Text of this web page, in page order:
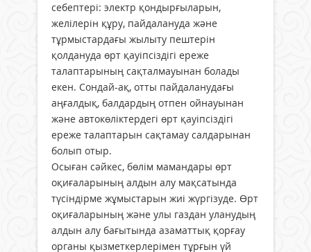
себептері: электр қондырғыларын,
желілерін құру, пайдалануда және
тұрмыстардағы жылыту пештерін
қолдануда өрт қауіпсіздігі ереже
талаптарының сақталмауынан болады
екен. Сондай-ақ, отты пайдаланудағы
аңғалдық, балдардың отпен ойнауынан
және автокөліктердегі өрт қауіпсіздігі
ереже талаптарын сақтамау салдарынан
болып отыр.
Осыған сәйкес, бөлім мамандары өрт
оқиғаларының алдын алу мақсатында
түсіндірме жұмыстарын жиі жүргізуде. Өрт
оқиғаларының және улы газдан уланудың
алдын алу бағытында азаматтық қорғау
органы қызметкерлерімен тұрғын үй